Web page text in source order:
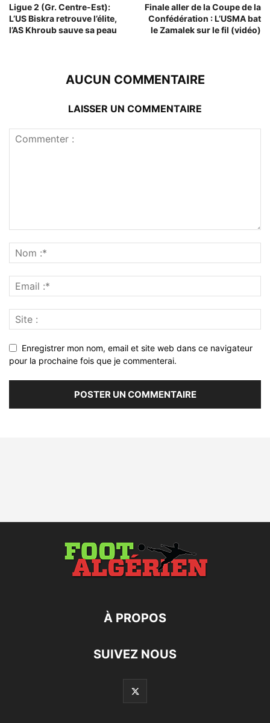
Ligue 2 (Gr. Centre-Est):
L’US Biskra retrouve l’élite,
l’AS Khroub sauve sa peau
Finale aller de la Coupe de la
Confédération : L’USMA bat
le Zamalek sur le fil (vidéo)
AUCUN COMMENTAIRE
LAISSER UN COMMENTAIRE
Enregistrer mon nom, email et site web dans ce navigateur
pour la prochaine fois que je commenterai.
À PROPOS
SUIVEZ NOUS